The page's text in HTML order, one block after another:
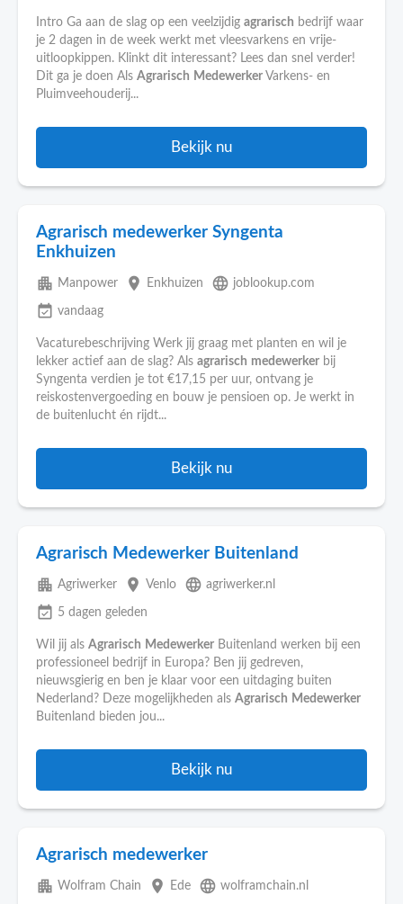
Intro Ga aan de slag op een veelzijdig agrarisch bedrijf waar
je 2 dagen in de week werkt met vleesvarkens en vrije-
uitloopkippen. Klinkt dit interessant? Lees dan snel verder!
Dit ga je doen Als Agrarisch Medewerker Varkens- en
Pluimveehouderij...
Bekijk nu
Agrarisch medewerker Syngenta
Enkhuizen
apartment Manpower place Enkhuizen language joblookup.com
event_available vandaag
Vacaturebeschrijving Werk jij graag met planten en wil je
lekker actief aan de slag? Als agrarisch medewerker bij
Syngenta verdien je tot €17,15 per uur, ontvang je
reiskostenvergoeding en bouw je pensioen op. Je werkt in
de buitenlucht én rijdt...
Bekijk nu
Agrarisch Medewerker Buitenland
apartment Agriwerker place Venlo language agriwerker.nl
event_available 5 dagen geleden
Wil jij als Agrarisch Medewerker Buitenland werken bij een
professioneel bedrijf in Europa? Ben jij gedreven,
nieuwsgierig en ben je klaar voor een uitdaging buiten
Nederland? Deze mogelijkheden als Agrarisch Medewerker
Buitenland bieden jou...
Bekijk nu
Agrarisch medewerker
apartment Wolfram Chain place Ede language wolframchain.nl